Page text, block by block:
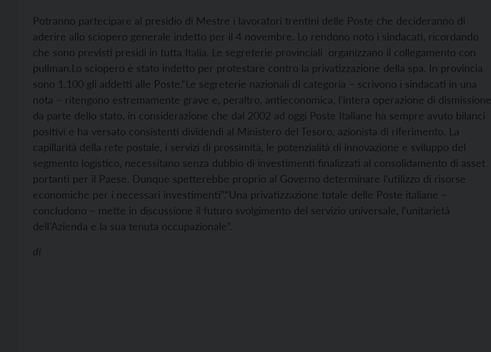
Potranno partecipare al presidio di Mestre i lavoratori trentini delle Poste che decideranno di
aderire allo sciopero generale indetto per il 4 novembre. Lo rendono noto i sindacati, ricordando
che sono previsti presidi in tutta Italia. Le segreterie provinciali organizzano il collegamento con
pullman.Lo sciopero è stato indetto per protestare contro la privatizzazione della spa. In provincia
sono 1.100 gli addetti alle Poste.“Le segreterie nazionali di categoria – scrivono i sindacati in una
nota – ritengono estremamente grave e, peraltro, antieconomica, l’intera operazione di dismissione
da parte dello stato, in considerazione che dal 2002 ad oggi Poste Italiane ha sempre avuto bilanci
positivi e ha versato consistenti dividendi al Ministero del Tesoro, azionista di riferimento. La
capillarità della rete postale, i servizi di prossimità, le potenzialità di innovazione e sviluppo del
segmento logistico, necessitano senza dubbio di investimenti finalizzati al consolidamento di asset
portanti per il Paese. Dunque spetterebbe proprio al Governo determinare l’utilizzo di risorse
economiche per i necessari investimenti”.“Una privatizzazione totale delle Poste italiane –
concludono – mette in discussione il futuro svolgimento del servizio universale, l’unitarietà
dell’Azienda e la sua tenuta occupazionale”.
di